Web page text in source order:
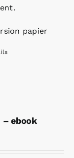
papier
– ebook